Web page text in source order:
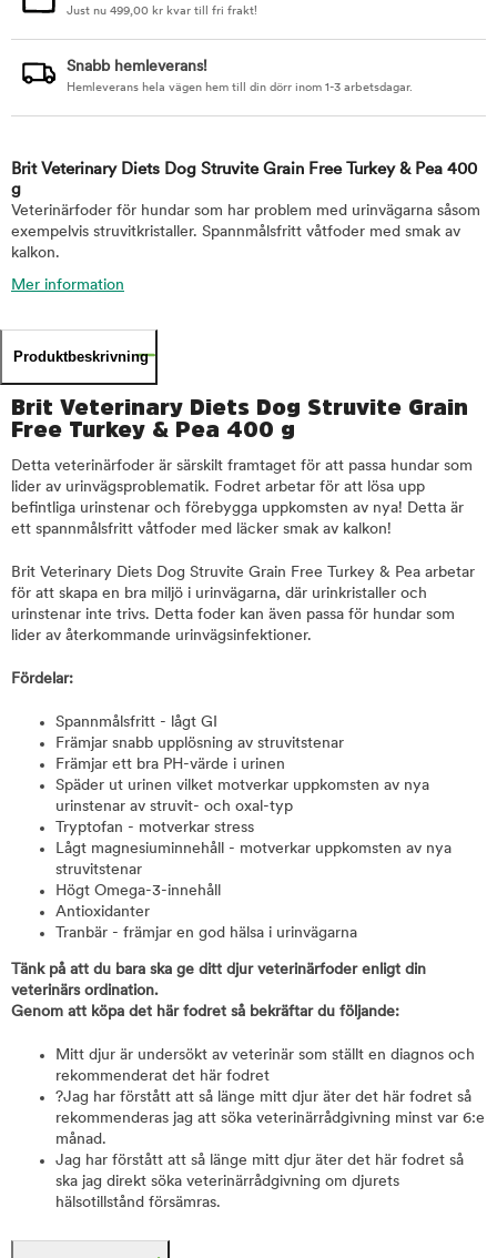
Just nu 499,00 kr kvar till fri frakt!
Snabb hemleverans!
Hemleverans hela vägen hem till din dörr inom 1-3 arbetsdagar.
Brit Veterinary Diets Dog Struvite Grain Free Turkey & Pea 400
g
Veterinärfoder för hundar som har problem med urinvägarna såsom
exempelvis struvitkristaller. Spannmålsfritt våtfoder med smak av
kalkon.
Mer information
Produktbeskrivning
Brit Veterinary Diets Dog Struvite Grain
Free Turkey & Pea 400 g
Detta veterinärfoder är särskilt framtaget för att passa hundar som
lider av urinvägsproblematik. Fodret arbetar för att lösa upp
befintliga urinstenar och förebygga uppkomsten av nya! Detta är
ett spannmålsfritt våtfoder med läcker smak av kalkon!
Brit Veterinary Diets Dog Struvite Grain Free Turkey & Pea arbetar
för att skapa en bra miljö i urinvägarna, där urinkristaller och
urinstenar inte trivs. Detta foder kan även passa för hundar som
lider av återkommande urinvägsinfektioner.
Fördelar:
Spannmålsfritt - lågt GI
Främjar snabb upplösning av struvitstenar
Främjar ett bra PH-värde i urinen
Späder ut urinen vilket motverkar uppkomsten av nya
urinstenar av struvit- och oxal-typ
Tryptofan - motverkar stress
Lågt magnesiuminnehåll - motverkar uppkomsten av nya
struvitstenar
Högt Omega-3-innehåll
Antioxidanter
Tranbär - främjar en god hälsa i urinvägarna
Tänk på att du bara ska ge ditt djur veterinärfoder enligt din
veterinärs ordination.
Genom att köpa det här fodret så bekräftar du följande:
Mitt djur är undersökt av veterinär som ställt en diagnos och
rekommenderat det här fodret
?Jag har förstått att så länge mitt djur äter det här fodret så
rekommenderas jag att söka veterinärrådgivning minst var 6:e
månad.
Jag har förstått att så länge mitt djur äter det här fodret så
ska jag direkt söka veterinärrådgivning om djurets
hälsotillstånd försämras.